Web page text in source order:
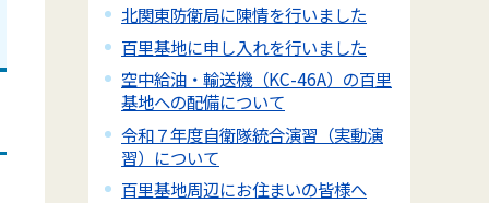
北関東防衛局に陳情を行いました
百里基地に申し入れを行いました
空中給油・輸送機（KC-46A）の百里
基地への配備について
令和７年度自衛隊統合演習（実動演
習）について
百里基地周辺にお住まいの皆様へ